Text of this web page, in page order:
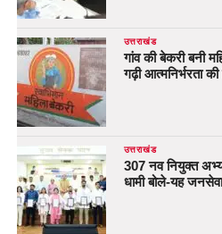
उत्तराखंड
गांव की बेकरी बनी
गढ़ी आत्मनिर्भरता
उत्तराखंड
307 नव नियुक्त
धामी बोले-यह